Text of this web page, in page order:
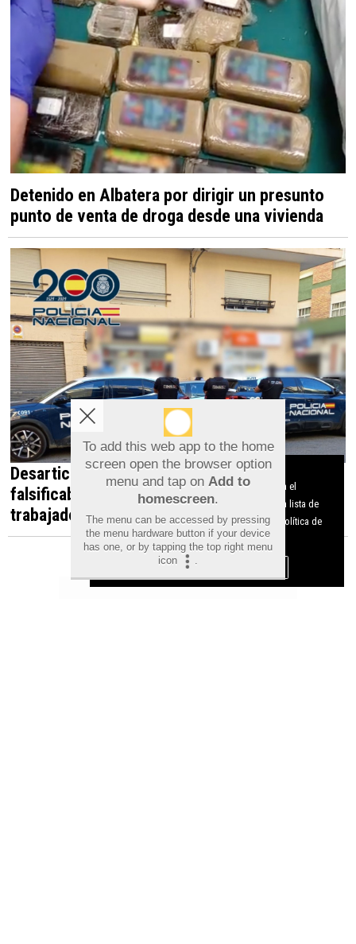
Detenido en Albatera por dirigir un presunto
punto de venta de droga desde una vivienda
Desarticulada en Orihuela una red que
falsificaba documentos para contratar
trabajadores irregulares
To add this web app to the home
screen open the browser option
menu and tap on Add to
homescreen.
The menu can be accessed by pressing
the menu hardware button if your device
has one, or by tapping the top right menu
icon
.
Aviso sobre el Uso de cookies:
Utilizamos cookies nuestras y de terceros para el
funcionamiento del digital. Puedes consultar la lista de
cookies y como desconectarlas. Ver nuestra Política de
Privacidad y Cookies
Aceptar Cookies